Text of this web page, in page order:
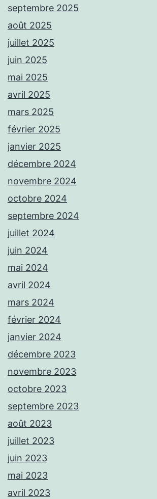
septembre 2025
août 2025
juillet 2025
juin 2025
mai 2025
avril 2025
mars 2025
février 2025
janvier 2025
décembre 2024
novembre 2024
octobre 2024
septembre 2024
juillet 2024
juin 2024
mai 2024
avril 2024
mars 2024
février 2024
janvier 2024
décembre 2023
novembre 2023
octobre 2023
septembre 2023
août 2023
juillet 2023
juin 2023
mai 2023
avril 2023